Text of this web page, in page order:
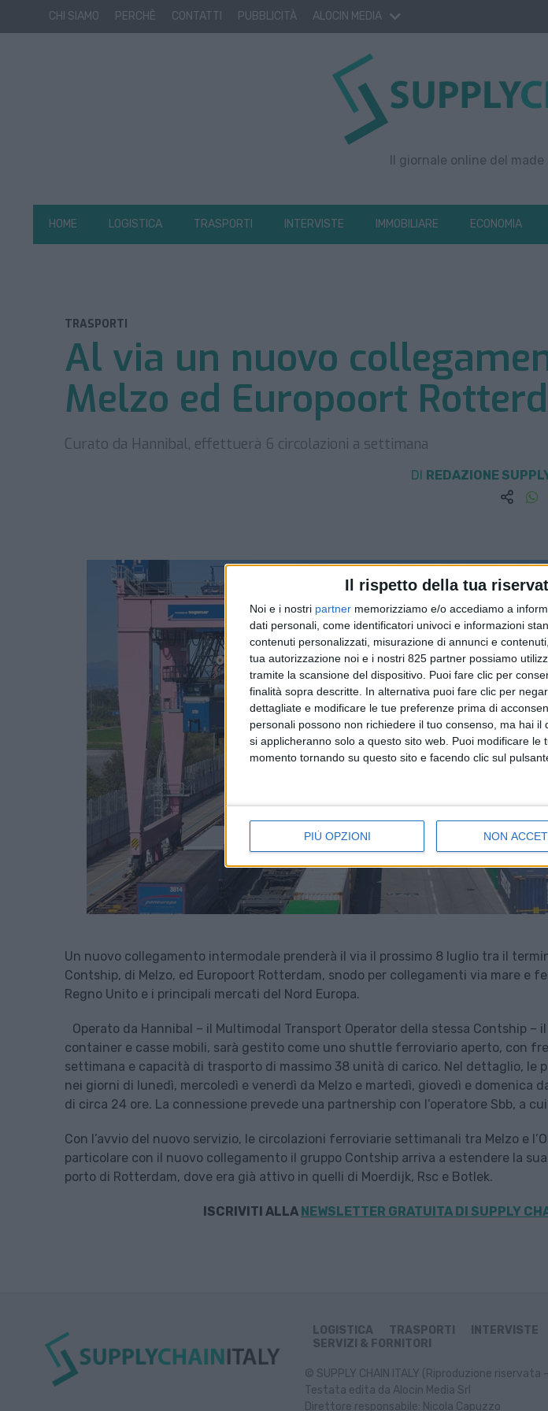
Il rispetto della tua
Noi e i nostri partner memorizziamo e/o accediamo a
dati personali, come identificatori univoci e informazioni
contenuti personalizzati, misurazione di annunci e
tua autorizzazione noi e i nostri 825 partner possiamo
tramite la scansione del dispositivo. Puoi fare clic per
finalità sopra descritte. In alternativa puoi fare clic per
dettagliate e modificare le tue preferenze prima di
personali possono non richiedere il tuo consenso, ma hai
si applicheranno solo a questo sito web. Puoi modificare
momento tornando su questo sito e facendo clic sul
PIÙ OPZIONI NON
CHI SIAMO PERCHÈ CONTATTI PUBBLICITÀ ALOCIN MEDIA
Il giornale online del
HOME LOGISTICA TRASPORTI INTERVISTE IMMOBILIARE ECONOMIA
TRASPORTI
Al via un nuovo
Melzo ed Europoort
Curato da Hannibal, effettuerà 6 circolazioni a settimana
DI REDAZIONE
Un nuovo collegamento intermodale prenderà il via il prossimo 8 luglio tra il
Contship, di Melzo, ed Europoort Rotterdam, snodo per collegamenti via mare e
Regno Unito e i principali mercati del Nord Europa.
Operato da Hannibal – il Multimodal Transport Operator della stessa Contship –
container e casse mobili, sarà gestito come uno shuttle ferroviario aperto, con
settimana e capacità di trasporto di massimo 38 unità di carico. Nel dettaglio, le
nei giorni di lunedì, mercoledì e venerdì da Melzo e martedì, giovedì e domenica
di circa 24 ore. La connessione prevede una partnership con l’operatore Sbb, a
Con l’avvio del nuovo servizio, le circolazioni ferroviarie settimanali tra Melzo e
particolare con il nuovo collegamento il gruppo Contship arriva a estendere la
porto di Rotterdam, dove era già attivo in quelli di Moerdijk, Rsc e Botlek.
ISCRIVITI ALLA NEWSLETTER GRATUITA DI SUPPLY
LOGISTICA TRASPORTI INTERVISTE
SERVIZI & FORNITORI
© SUPPLY CHAIN ITALY (Riproduzione riservata
Testata edita da Alocin Media Srl
Direttore responsabile: Nicola Capuzzo